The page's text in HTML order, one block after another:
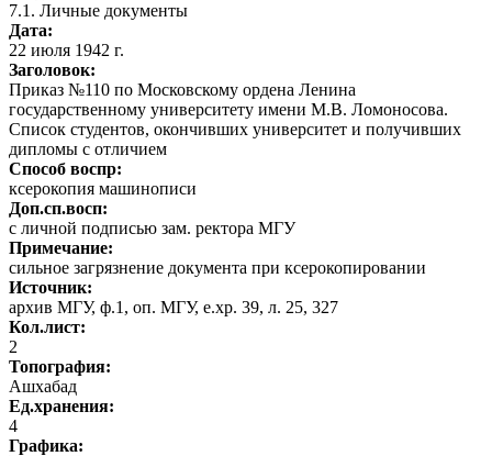
7.1. Личные документы
Дата:
22 июля 1942 г.
Заголовок:
Приказ №110 по Московскому ордена Ленина
государственному университету имени М.В. Ломоносова.
Список студентов, окончивших университет и получивших
дипломы с отличием
Способ воспр:
ксерокопия машинописи
Доп.сп.восп:
с личной подписью зам. ректора МГУ
Примечание:
сильное загрязнение документа при ксерокопировании
Источник:
архив МГУ, ф.1, оп. МГУ, е.хр. 39, л. 25, 327
Кол.лист:
2
Топография:
Ашхабад
Ед.хранения:
4
Графика: